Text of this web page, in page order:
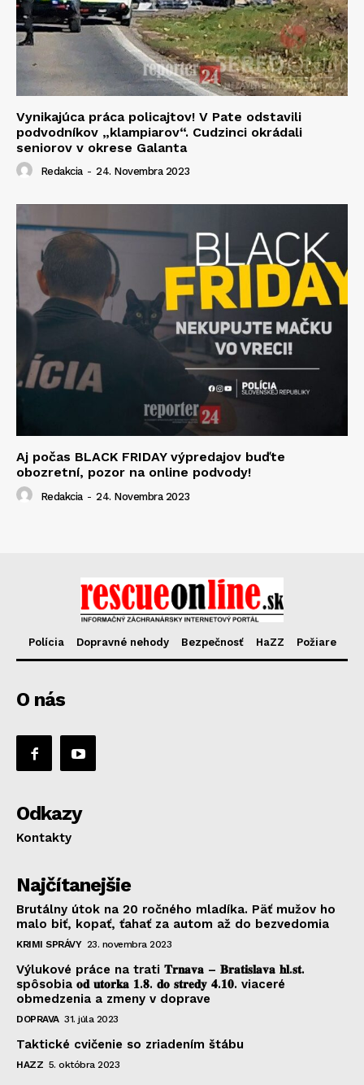
Vynikajúca práca policajtov! V Pate odstavili
podvodníkov „klampiarov“. Cudzinci okrádali
seniorov v okrese Galanta
Redakcia - 24. Novembra 2023
Aj počas BLACK FRIDAY výpredajov buďte
obozretní, pozor na online podvody!
Redakcia - 24. Novembra 2023
Polícia Dopravné nehody Bezpečnosť HaZZ Požiare
O nás
Odkazy
Kontakty
Najčítanejšie
Brutálny útok na 20 ročného mladíka. Päť mužov ho
malo biť, kopať, ťahať za autom až do bezvedomia
KRIMI SPRÁVY 23. novembra 2023
Výlukové práce na trati 𝐓𝐫𝐧𝐚𝐯𝐚 – 𝐁𝐫𝐚𝐭𝐢𝐬𝐥𝐚𝐯𝐚 𝐡𝐥.𝐬𝐭.
spôsobia 𝐨𝐝 𝐮𝐭𝐨𝐫𝐤𝐚 𝟏.𝟖. 𝐝𝐨 𝐬𝐭𝐫𝐞𝐝𝐲 𝟒.𝟏𝟎. viaceré
obmedzenia a zmeny v doprave
DOPRAVA 31. júla 2023
Taktické cvičenie so zriadením štábu
HAZZ 5. októbra 2023